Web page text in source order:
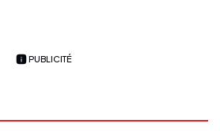
PUBLICITÉ